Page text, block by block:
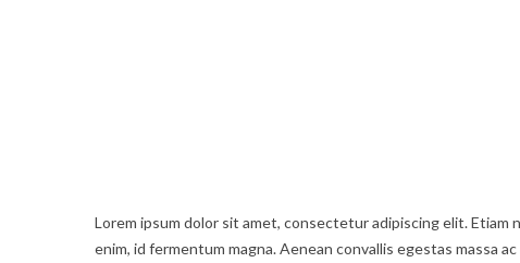
Lorem ipsum dolor sit amet, consectetur adipiscing elit. Etiam
enim, id fermentum magna. Aenean convallis egestas massa